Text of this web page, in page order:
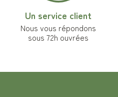
Un service client
Nous vous répondons
sous 72h ouvrées